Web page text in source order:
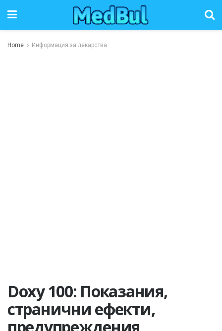
Home Информация за лекарства
Doxy 100: Показания,
странични ефекти,